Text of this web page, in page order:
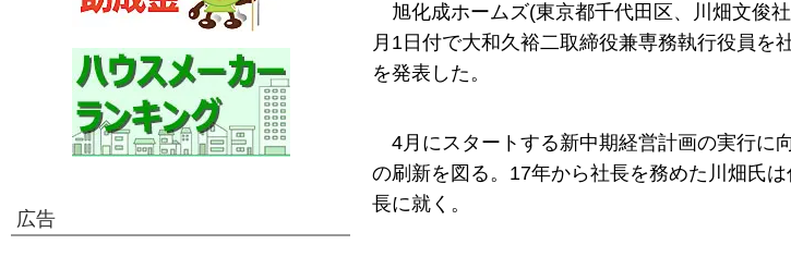
旭化成ホームズ(東京都千代田区、川畑文俊
月1日付で大和久裕二取締役兼専務執行役員を
を発表した。
4月にスタートする新中期経営計画の実行に
の刷新を図る。17年から社長を務めた川畑氏
長に就く。
広告